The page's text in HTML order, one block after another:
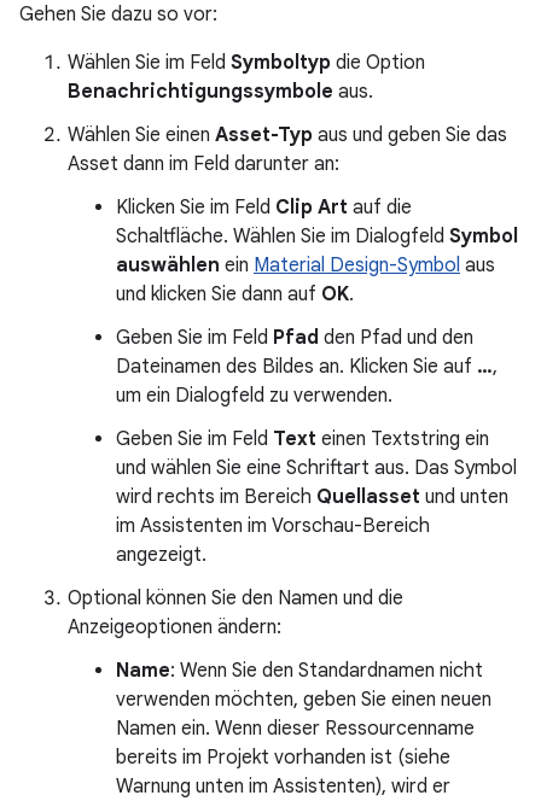
Gehen Sie dazu so vor:
Wählen Sie im Feld Symboltyp die Option
Benachrichtigungssymbole aus.
Wählen Sie einen Asset-Typ aus und geben Sie das
Asset dann im Feld darunter an:
Klicken Sie im Feld Clip Art auf die
Schaltfläche. Wählen Sie im Dialogfeld Symbol
auswählen ein Material Design-Symbol aus
und klicken Sie dann auf OK.
Geben Sie im Feld Pfad den Pfad und den
Dateinamen des Bildes an. Klicken Sie auf …,
um ein Dialogfeld zu verwenden.
Geben Sie im Feld Text einen Textstring ein
und wählen Sie eine Schriftart aus. Das Symbol
wird rechts im Bereich Quellasset und unten
im Assistenten im Vorschau-Bereich
angezeigt.
Optional können Sie den Namen und die
Anzeigeoptionen ändern:
Name: Wenn Sie den Standardnamen nicht
verwenden möchten, geben Sie einen neuen
Namen ein. Wenn dieser Ressourcenname
bereits im Projekt vorhanden ist (siehe
Warnung unten im Assistenten), wird er